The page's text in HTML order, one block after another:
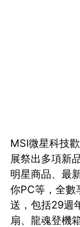
MSI微星科技
展祭出多項新
明星商品、最
你PC等，全數
送，包括29週
扇、龍魂登機